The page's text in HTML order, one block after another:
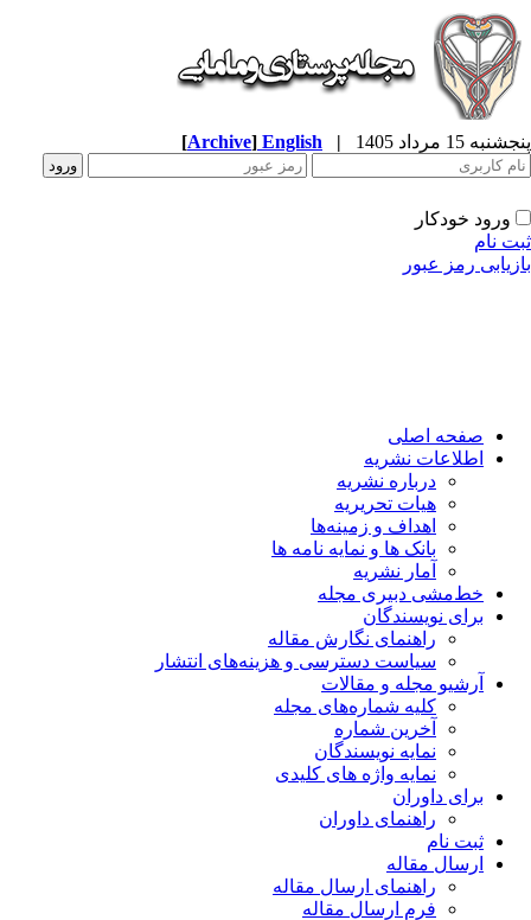
15 مرداد 1405 |
English
[Archive]
ورود خودکار
نام
رمز عبور
صفحه اصلی
اطلاعات نشریه
درباره نشریه
هیات تحریریه
اهداف و زمینه‌ها
بانک ها و نمایه نامه ها
آمار نشریه
خط‌مشی دبیری مجله
برای نویسندگان
راهنمای نگارش مقاله
سیاست دسترسی و هزینه‌های انتشار
آرشیو مجله و مقالات
کلیه شماره‌های مجله
آخرین شماره
نمایه نویسندگان
نمایه واژه های کلیدی
برای داوران
راهنمای داوران
ثبت نام
ارسال مقاله
راهنمای ارسال مقاله
فرم ارسال مقاله